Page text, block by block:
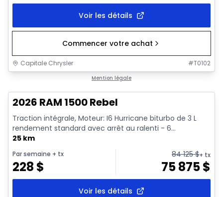
Voir les détails
Commencer votre achat
Capitale Chrysler #T0102
Mention légale
2026 RAM 1500 Rebel
Traction intégrale, Moteur: I6 Hurricane biturbo de 3 L
rendement standard avec arrêt au ralenti - 6...
25 km
Par semaine + tx
228 $
84 125$+ tx
75 875$
Voir les détails